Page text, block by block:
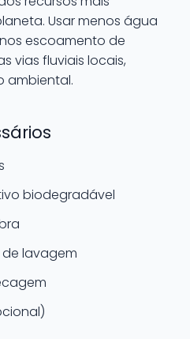
Usar menos água
escoamento de
vias fluviais locais,
ambiental.
biodegradável
lavagem